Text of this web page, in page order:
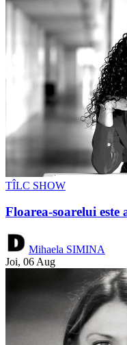
TÎLC SHOW
Floarea-soarelui este
Mihaela SIMINA
Joi, 06 Aug